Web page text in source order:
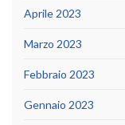
Aprile 2023
Marzo 2023
Febbraio 2023
Gennaio 2023